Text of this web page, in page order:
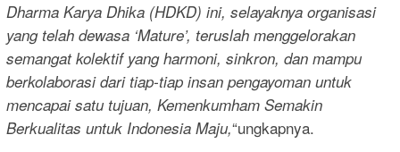
Dharma Karya Dhika (HDKD) ini, selayaknya organisasi
yang telah dewasa ‘Mature’, teruslah menggelorakan
semangat kolektif yang harmoni, sinkron, dan mampu
berkolaborasi dari tiap-tiap insan pengayoman untuk
mencapai satu tujuan, Kemenkumham Semakin
Berkualitas untuk Indonesia Maju,“ungkapnya.